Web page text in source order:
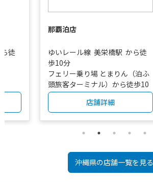
徒
那覇泊店
ゆいレール線 美栄橋駅 から徒
歩10分
フェリー乗り場 とまりん（泊ふ
頭旅客ターミナル）から徒歩10
分
店舗詳細
沖縄県の店舗一覧を見る